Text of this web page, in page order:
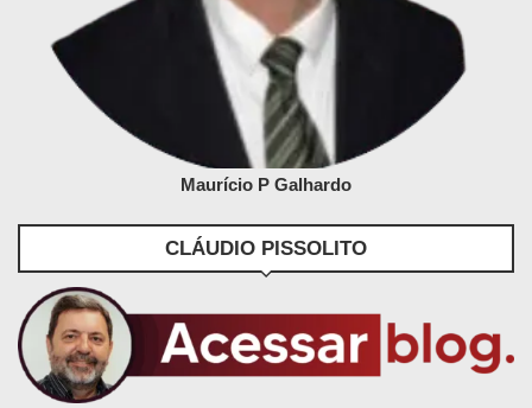
Maurício P Galhardo
CLÁUDIO PISSOLITO